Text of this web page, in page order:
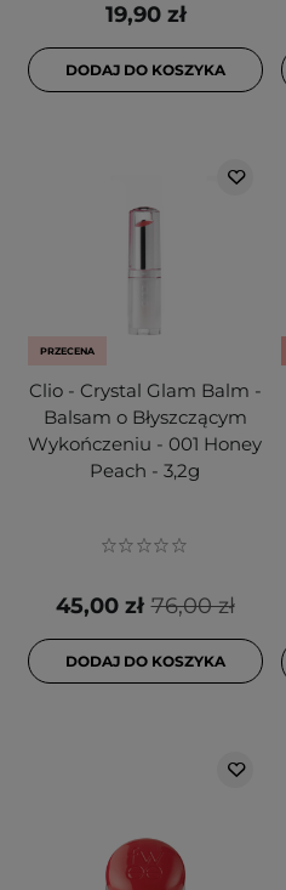
19,90 zł
DODAJ DO KOSZYKA
PRZECENA
Clio - Crystal Glam Balm -
Balsam o Błyszczącym
Wykończeniu - 001 Honey
Peach - 3,2g
76,00 zł
45,00 zł
DODAJ DO KOSZYKA